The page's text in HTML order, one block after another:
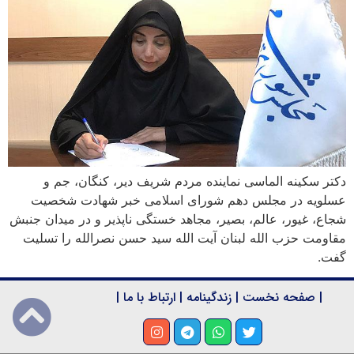
دکتر سکینه الماسی نماینده مردم شریف دیر، کنگان، جم و
عسلویه در مجلس دهم شورای اسلامی خبر شهادت شخصیت
شجاع، غیور، عالم، بصیر، مجاهد خستگی ناپذیر و در میدان جنبش
مقاومت حزب الله لبنان آیت الله سید حسن نصرالله را تسلیت
گفت.
| صفحه نخست | زندگینامه | ارتباط با ما |